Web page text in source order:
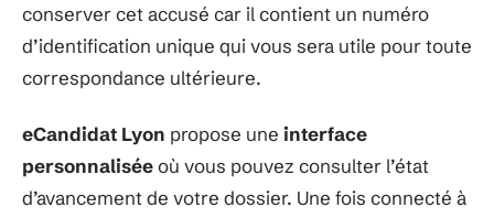
conserver cet accusé car il contient un numéro
d’identification unique qui vous sera utile pour toute
correspondance ultérieure.
eCandidat Lyon propose une interface
personnaliséeoù vous pouvez consulter l’état
d’avancement de votre dossier. Une fois connecté à